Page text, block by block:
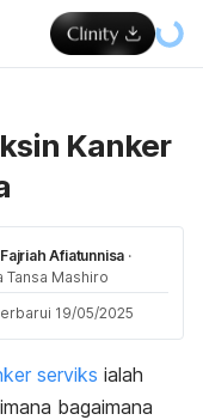
Kanker
Afiatunnisa ·
Tansa Mashiro
19/05/2025
serviks ialah
bagaimana